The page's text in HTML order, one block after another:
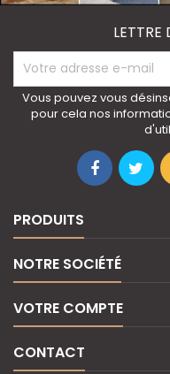
LETTRE
Vous pouvez vous
pour cela nos
PRODUITS
NOTRE SOCIÉTÉ
VOTRE COMPTE
CONTACT